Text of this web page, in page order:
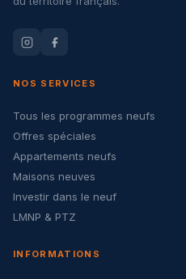
NOS SERVICES
Tous les programmes neufs
Offres spéciales
Appartements neufs
Maisons neuves
Investir dans le neuf
LMNP & PTZ
INFORMATIONS